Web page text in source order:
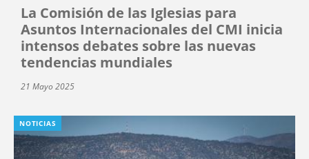
La Comisión de las Iglesias para
Asuntos Internacionales del CMI inicia
intensos debates sobre las nuevas
tendencias mundiales
21 Mayo 2025
NOTICIAS